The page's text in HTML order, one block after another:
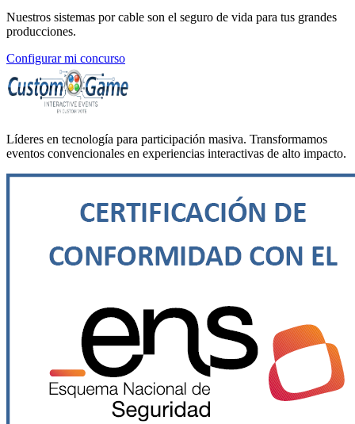
Nuestros sistemas por cable son el seguro de vida para tus grandes
producciones.
Configurar mi concurso
Líderes en tecnología para participación masiva. Transformamos
eventos convencionales en experiencias interactivas de alto impacto.